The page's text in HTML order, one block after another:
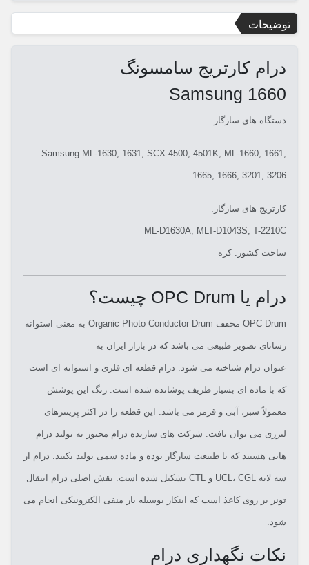
توضیحات
درام کارتریج سامسونگ
Samsung 1660
دستگاه های سازگار:
Samsung ML-1630, 1631, SCX-4500, 4501K, ML-1660, 1661,
1665, 1666, 3201, 3206
کارتریج های سازگار:
ML-D1630A, MLT-D1043S, T-2210C
ساخت کشور: کره
درام یا OPC Drum چیست؟
OPC Drum مخفف Organic Photo Conductor Drum به معنی استوانه
رسانای تصویر طبیعی می باشد که در بازار ایران به
عنوان درام شناخته می شود. درام قطعه ای فلزی و استوانه ای است
که با ماده ای بسیار ظریف پوشانده شده است. رنگ این پوشش
معمولاً سبز، آبی و قرمز می باشد. این قطعه را در اکثر پرینترهای
لیزری می توان یافت. شرکت های سازنده درام مجبور به تولید درام
هایی هستند که با طبیعت سازگار بوده و ماده سمی تولید نکنند. درام از
سه لایه UCL، CGL و CTL تشکیل شده است. نقش اصلی درام انتقال
تونر بر روی کاغذ است که اینکار بوسیله بار منفی الکترونیکی انجام می
شود.
نکات نگهداری درام